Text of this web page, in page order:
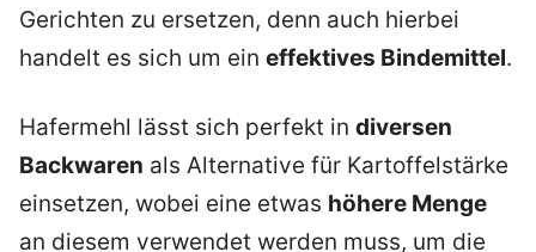
Gerichten zu ersetzen, denn auch hierbei
handelt es sich um ein effektives Bindemittel.
Hafermehl lässt sich perfekt in diversen
Backwaren als Alternative für Kartoffelstärke
einsetzen, wobei eine etwas höhere Menge
an diesem verwendet werden muss, um die